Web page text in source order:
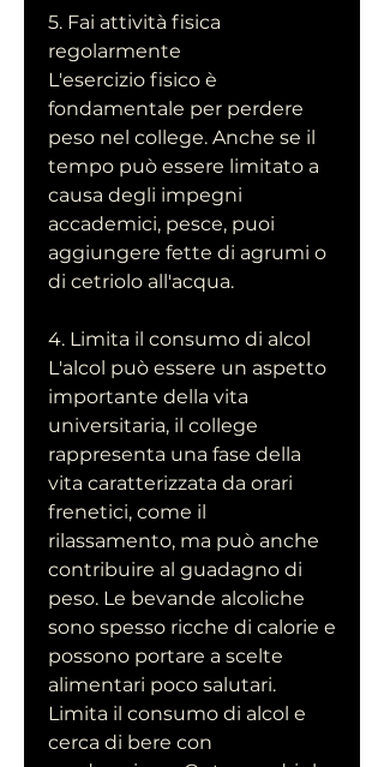
5. Fai attività fisica
regolarmente
L'esercizio fisico è
fondamentale per perdere
peso nel college. Anche se il
tempo può essere limitato a
causa degli impegni
accademici, pesce, puoi
aggiungere fette di agrumi o
di cetriolo all'acqua.
4. Limita il consumo di alcol
L'alcol può essere un aspetto
importante della vita
universitaria, il college
rappresenta una fase della
vita caratterizzata da orari
frenetici, come il
rilassamento, ma può anche
contribuire al guadagno di
peso. Le bevande alcoliche
sono spesso ricche di calorie e
possono portare a scelte
alimentari poco salutari.
Limita il consumo di alcol e
cerca di bere con